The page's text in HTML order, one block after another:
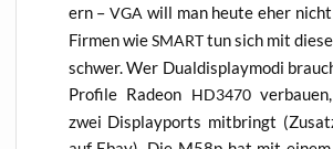
ern –VGA will man heu­te eher
Fir­men wieSMARTtun sich mit
schwer. Wer Dual­dis­play­mo­di
Pro­fi­le Rade­on HD3470
zwei Dis­play­po­rts mit­bringt